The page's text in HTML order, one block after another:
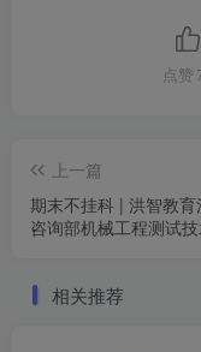
点赞
上一篇
期末不挂科 | 洪智教育
咨询部机械工程测试
相关推荐